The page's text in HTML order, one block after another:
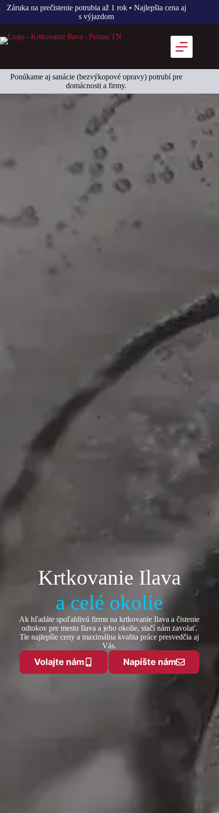
Záruka na prečistenie potrubia až 1 rok • Najlepšia cena aj
s výjazdom
Ponúkame aj sanácie (bezvýkopové opravy) potrubí pre
domácnosti a firmy.
Krtkovanie Ilava
a celé okolie
Ak hľadáte spoľahlivú firmu na krtkovanie Ilava a čistenie
odtokov pre mesto Ilava a jeho okolie, stačí nám zavolať.
Tie najlepšie ceny a maximálna kvalita práce presvedčia aj
Vás.
Volajte nám Napíšte nám